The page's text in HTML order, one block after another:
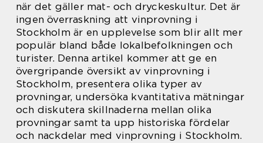
när det gäller mat- och dryckeskultur. Det är
ingen överraskning att vinprovning i
Stockholm är en upplevelse som blir allt mer
populär bland både lokalbefolkningen och
turister. Denna artikel kommer att ge en
övergripande översikt av vinprovning i
Stockholm, presentera olika typer av
provningar, undersöka kvantitativa mätningar
och diskutera skillnaderna mellan olika
provningar samt ta upp historiska fördelar
och nackdelar med vinprovning i Stockholm.